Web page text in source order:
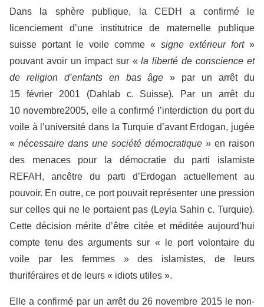
Dans la sphère publique, la CEDH a confirmé le
licenciement d’une institutrice de maternelle publique
suisse portant le voile comme « signe extérieur fort»
pouvant avoir un impact sur «la liberté de conscience et
de religion d’enfants en bas âge » par un arrêt du
15 février 2001 (Dahlab c. Suisse). Par un arrêt du
10 novembre2005, elle a confirmé l’interdiction du port du
voile à l’université dans la Turquie d’avant Erdogan, jugée
« nécessaire dans une société démocratique » en raison
des menaces pour la démocratie du parti islamiste
REFAH, ancêtre du parti d’Erdogan actuellement au
pouvoir. En outre, ce port pouvait représenter une pression
sur celles qui ne le portaient pas (Leyla Sahin c. Turquie).
Cette décision mérite d’être citée et méditée aujourd’hui
compte tenu des arguments sur « le port volontaire du
voile par les femmes » des islamistes, de leurs
thuriféraires et de leurs « idiots utiles ».
Elle a confirmé par un arrêt du 26 novembre 2015 le non-